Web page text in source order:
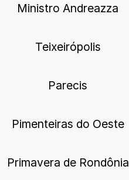
Ministro Andreazza
Teixeirópolis
Parecis
Pimenteiras do Oeste
Primavera de Rondônia